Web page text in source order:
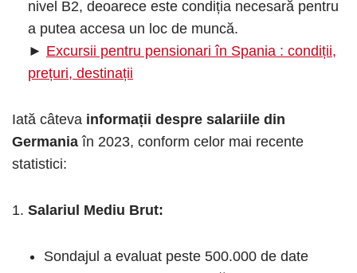
nivel B2, deoarece este condiția necesară pentru
a putea accesa un loc de muncă.
► Excursii pentru pensionari în Spania : condiții,
prețuri, destinații
Iată câteva informații despre salariile din
Germania în 2023, conform celor mai recente
statistici:
Salariul Mediu Brut:
Sondajul a evaluat peste 500.000 de date